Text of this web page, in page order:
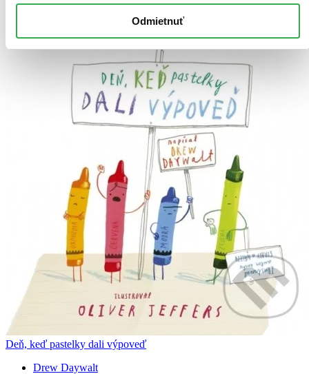
Odmietnuť
Deň, keď pastelky dali výpoveď
Drew Daywalt